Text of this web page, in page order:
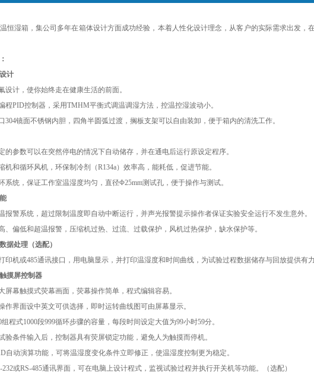
恒湿箱，集公司多年在箱体设计方面成功经验，本着人性化设计理念，从客户的实际需求出发
计
设计，使你始终走在健康生活的前面。
程PID控制器，采用TMHM平衡式调温调湿方法，控温控湿波动小。
304镜面不锈钢内胆，四角半圆弧过渡，搁板支架可以自由装卸，便于箱内的清洗工作。
的参数可以在突然停电的情况下自动储存，并在通电后运行原设定程序。
机和循环风机，环保制冷剂（R134a）效率高，能耗低，促进节能。
系统，保证工作室温湿度均匀，直径Φ25mm测试孔，便于操作与测试。
报警系统，超过限制温度即自动中断运行，并声光报警提示操作者保证实验安全运行不发生意外。
、偏低和超温报警，压缩机过热、过流、过载保护，风机过热保护，缺水保护等。
据处理（选配）
印机或485通讯接口，用电脑显示，并打印温湿度和时间曲线，为试验过程数据储存与回放提供有力
摸屏控制器
屏幕触摸式荧幕画面，荧幕操作简单，程式编辑容易。
作界面设中英文可供选择，即时运转曲线图可由屏幕显示。
组程式1000段999循环步骤的容量，每段时间设定大值为99小时59分。
验条件输入后，控制器具有荧屏锁定功能，避免人为触摸而停机。
自动演算功能，可将温湿度变化条件立即修正，使温湿度控制更为稳定。
232或RS-485通讯界面，可在电脑上设计程式，监视试验过程并执行开关机等功能。（选配）